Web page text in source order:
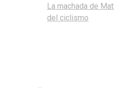
La machada de
del ciclismo